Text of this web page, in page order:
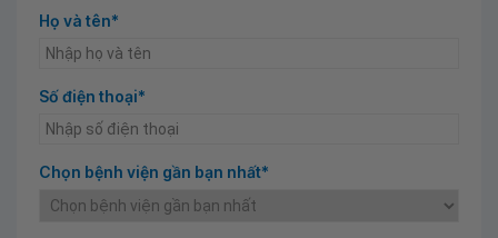
Họ và tên*
Số điện thoại*
Chọn bệnh viện gần bạn nhất*